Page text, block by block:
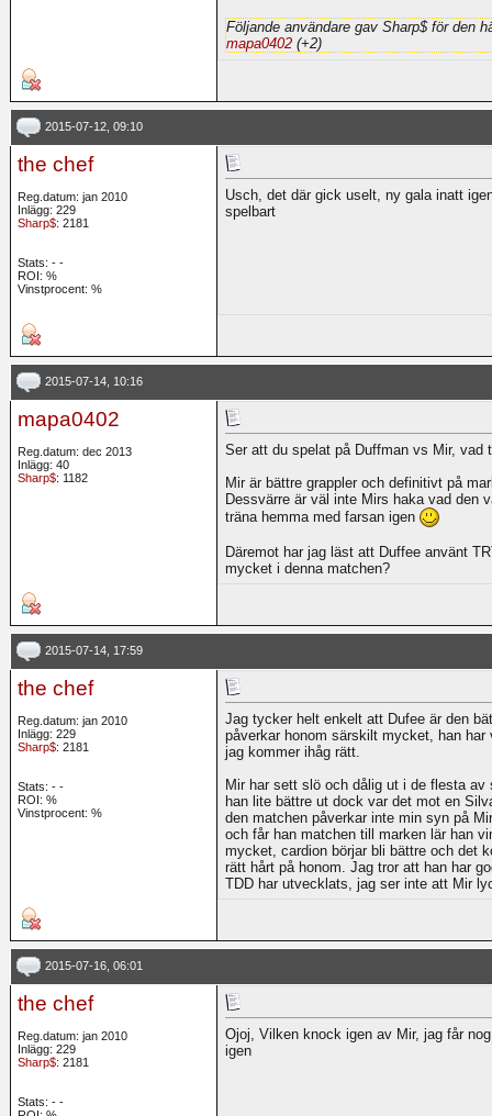
Följande användare gav Sharp$ för den
mapa0402 (+2)
2015-07-12, 09:10
the chef
Reg.datum: jan 2010
Inlägg: 229
Sharp$: 2181
Stats: - -
ROI: %
Vinstprocent: %
Usch, det där gick uselt, ny gala inatt
spelbart
2015-07-14, 10:16
mapa0402
Reg.datum: dec 2013
Inlägg: 40
Sharp$: 1182
Ser att du spelat på Duffman vs Mir, vad
Mir är bättre grappler och definitivt på
Dessvärre är väl inte Mirs haka vad den
träna hemma med farsan igen
Däremot har jag läst att Duffee använt
mycket i denna matchen?
2015-07-14, 17:59
the chef
Reg.datum: jan 2010
Inlägg: 229
Sharp$: 2181
Stats: - -
ROI: %
Vinstprocent: %
Jag tycker helt enkelt att Dufee är den
påverkar honom särskilt mycket, han
jag kommer ihåg rätt.
Mir har sett slö och dålig ut i de flesta
han lite bättre ut dock var det mot en
den matchen påverkar inte min syn på
och får han matchen till marken lär han
mycket, cardion börjar bli bättre och det
rätt hårt på honom. Jag tror att han har
TDD har utvecklats, jag ser inte att Mir
2015-07-16, 06:01
the chef
Reg.datum: jan 2010
Inlägg: 229
Sharp$: 2181
Stats: - -
Ojoj, Vilken knock igen av Mir, jag får
igen